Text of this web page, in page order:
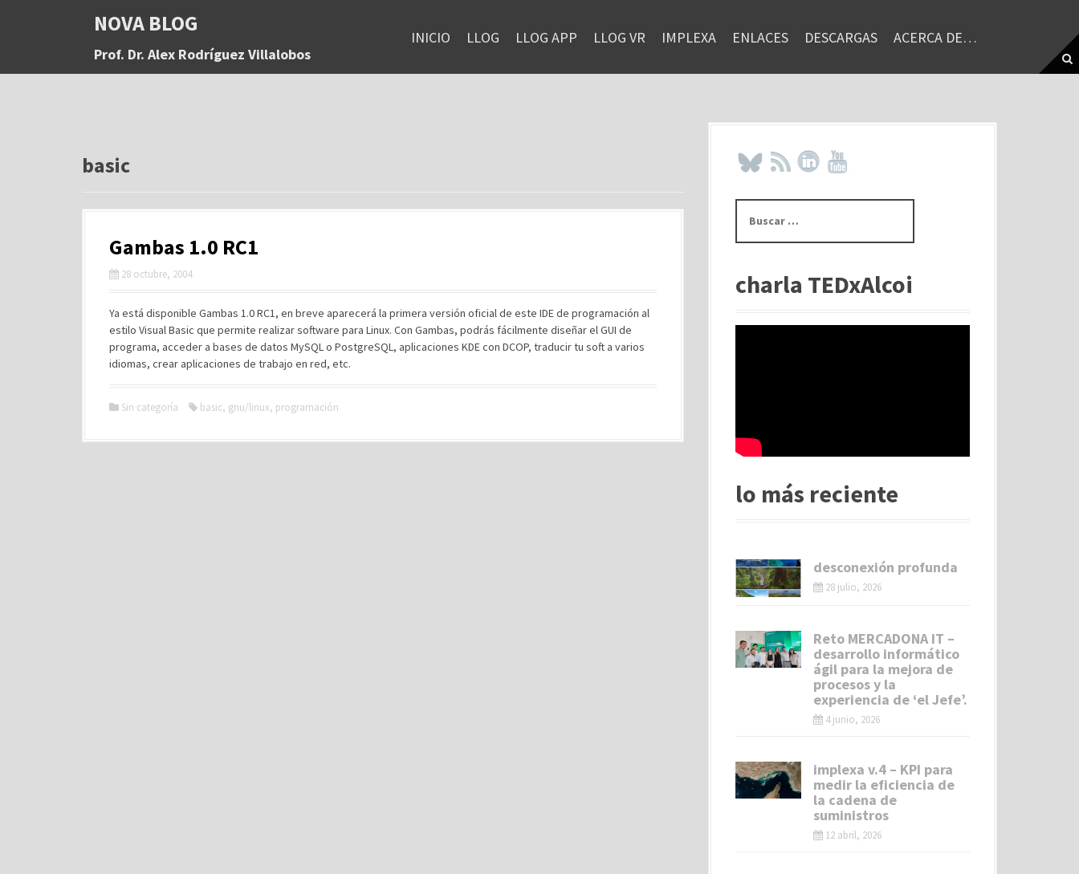
a
NOVA BLOG
Prof. Dr. Alex Rodríguez Villalobos
INICIO LLOG LLOG APP LLOG VR IMPLEXA ENLACES DESCARGAS ACERCA DE…
basic
Gambas 1.0 RC1
28 octubre, 2004
Ya está disponible Gambas 1.0 RC1, en breve aparecerá la primera versión oficial de este IDE de programación al
estilo Visual Basic que permite realizar software para Linux. Con Gambas, podrás fácilmente diseñar el GUI de
programa, acceder a bases de datos MySQL o PostgreSQL, aplicaciones KDE con DCOP, traducir tu soft a varios
idiomas, crear aplicaciones de trabajo en red, etc.
Sin categoría basic, gnu/linux, programación
s
rcharla TEDxAlcoi
lo más reciente
desconexión profunda
28 julio, 2026
Reto MERCADONA IT –
desarrollo informático
ágil para la mejora de
procesos y la
experiencia de ‘el Jefe’.
4 junio, 2026
implexa v.4 – KPI para
medir la eficiencia de
la cadena de
suministros
12 abril, 2026